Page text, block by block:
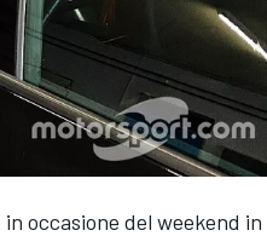
occasione del weekend in